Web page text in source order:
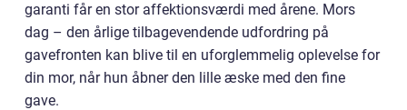
garanti får en stor affektionsværdi med årene. Mors
dag – den årlige tilbagevendende udfordring på
gavefronten kan blive til en uforglemmelig oplevelse for
din mor, når hun åbner den lille æske med den fine
gave.